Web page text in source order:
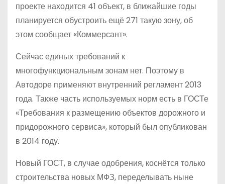
проекте находится 41 объект, в ближайшие годы
планируется обустроить ещё 271 такую зону, об
этом сообщает «Коммерсант».
Сейчас единых требований к
многофункциональным зонам нет. Поэтому в
Автодоре применяют внутренний регламент 2013
года. Также часть используемых норм есть в ГОСТе
«Требования к размещению объектов дорожного и
придорожного сервиса», который был опубликован
в 2014 году.
Новый ГОСТ, в случае одобрения, коснётся только
строительства новых МФЗ, переделывать ныне